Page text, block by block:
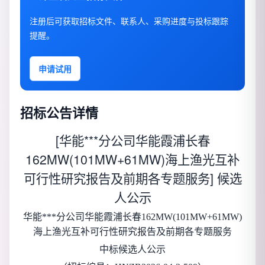
注册后可获取招标文件、联系人、采购进度与投标跟踪
提醒。
申请试用
招标公告详情
[华能***分公司华能霞浦长春
162MW(101MW+61MW)海上渔光互补
可行性研究报告及前期各专题服务] 候选
人公示
华能***分公司华能霞浦长春162MW(101MW+61MW)
海上渔光互补可行性研究报告及前期各专题服务
中标候选人公示